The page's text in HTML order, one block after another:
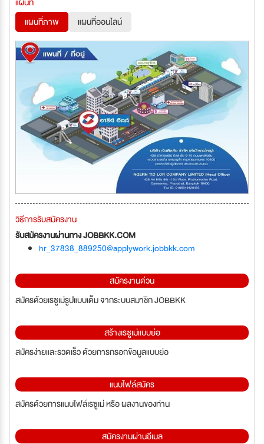
แผนที่ภาพ
แผนที่ออนไลน์
วิธีการรับสมัครงาน
รับสมัครงานผ่านทาง JOBBKK.COM
hr_37838_889250@applywork.jobbkk.com
สมัครงานด่วน
สมัครด้วยเรซูเม่รูปแบบเต็ม จากระบบสมาชิก JOBBKK
สร้างเรซูเม่แบบย่อ
สมัครง่ายและรวดเร็ว ด้วยการกรอกข้อมูลแบบย่อ
แนบไฟล์สมัคร
สมัครด้วยการแนบไฟล์เรซูเม่ หรือ ผลงานของท่าน
สมัครงานผ่านอีเมล